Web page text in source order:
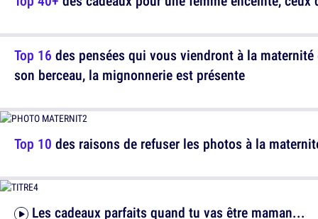
Top 10 des raisons de refuser les photos à la
Top 16 des pensées qui vous viendront à la
son berceau, la mignonnerie est présente
Les cadeaux parfaits quand tu vas être maman...